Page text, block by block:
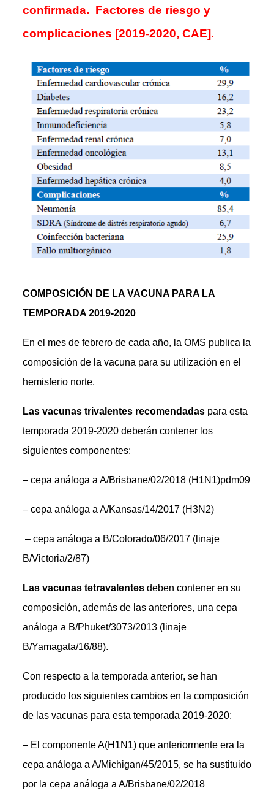
confirmada. Factores de riesgo y
complicaciones [2019-2020, CAE].
COMPOSICIÓN DE LA VACUNA PARA LA
TEMPORADA 2019-2020
En el mes de febrero de cada año, la OMS publica la
composición de la vacuna para su utilización en el
hemisferio norte.
Las vacunas trivalentes recomendadas para esta
temporada 2019-2020 deberán contener los
siguientes componentes:
– cepa análoga a A/Brisbane/02/2018 (H1N1)pdm09
– cepa análoga a A/Kansas/14/2017 (H3N2)
– cepa análoga a B/Colorado/06/2017 (linaje
B/Victoria/2/87)
Las vacunas tetravalentes deben contener en su
composición, además de las anteriores, una cepa
análoga a B/Phuket/3073/2013 (linaje
B/Yamagata/16/88).
Con respecto a la temporada anterior, se han
producido los siguientes cambios en la composición
de las vacunas para esta temporada 2019-2020:
– El componente A(H1N1) que anteriormente era la
cepa análoga a A/Michigan/45/2015, se ha sustituido
por la cepa análoga a A/Brisbane/02/2018